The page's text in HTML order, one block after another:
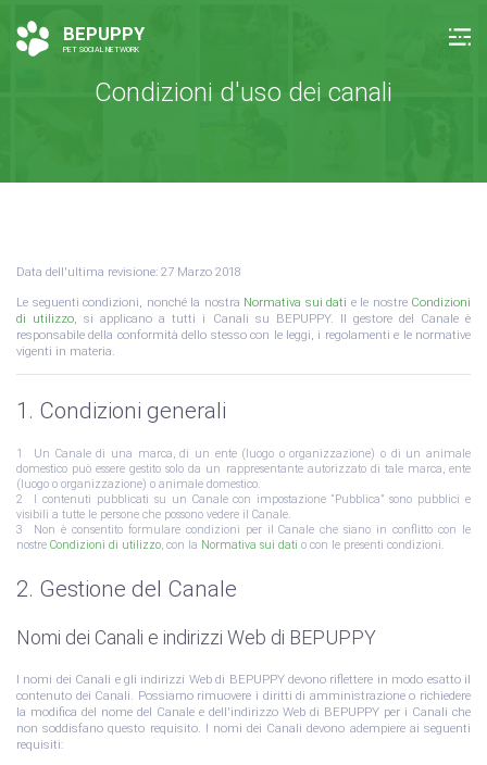
BEPUPPY
PET SOCIAL NETWORK
Condizioni d'uso dei canali
Data dell'ultima revisione: 27 Marzo 2018
Le seguenti condizioni, nonché la nostra Normativa sui dati e le nostre Condizioni
di utilizzo , si applicano a tutti i Canali su BEPUPPY. Il gestore del Canale è
responsabile della conformità dello stesso con le leggi, i regolamenti e le normative
vigenti in materia.
1. Condizioni generali
Un Canale di una marca, di un ente (luogo o organizzazione) o di un animale
domestico può essere gestito solo da un rappresentante autorizzato di tale marca, ente
(luogo o organizzazione) o animale domestico.
I contenuti pubblicati su un Canale con impostazione “Pubblica” sono pubblici e
visibili a tutte le persone che possono vedere il Canale.
Non è consentito formulare condizioni per il Canale che siano in conflitto con le
nostre Condizioni di utilizzo , con la Normativa sui dati o con le presenti condizioni.
2. Gestione del Canale
Nomi dei Canali e indirizzi Web di BEPUPPY
I nomi dei Canali e gli indirizzi Web di BEPUPPY devono riflettere in modo esatto il
contenuto dei Canali. Possiamo rimuovere i diritti di amministrazione o richiedere
la modifica del nome del Canale e dell'indirizzo Web di BEPUPPY per i Canali che
non soddisfano questo requisito. I nomi dei Canali devono adempiere ai seguenti
requisiti: